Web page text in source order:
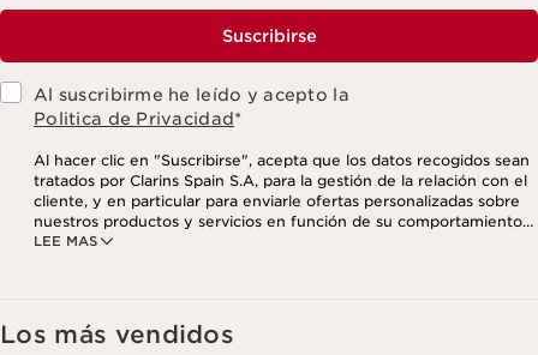
Suscribirse
Al suscribirme he leído y acepto la
Politica de Privacidad*
LEE MAS
Al hacer clic en "Suscribirse", acepta que los datos recogidos sean
tratados por Clarins Spain S.A, para la gestión de la relación con el
cliente, y en particular para enviarle ofertas personalizadas sobre
nuestros productos y servicios en función de su comportamiento
de compra, sus hábitos y/o intereses, incluso mediante su
aparece en cada newsletter que reciba. Para más información
sobre la gestión de sus datos y sus derechos, consulte nuestra
Los más vendidos